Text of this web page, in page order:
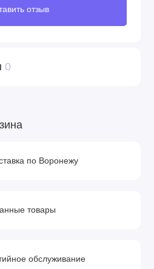
отзыв
0
по Воронежу
товары
обслуживание